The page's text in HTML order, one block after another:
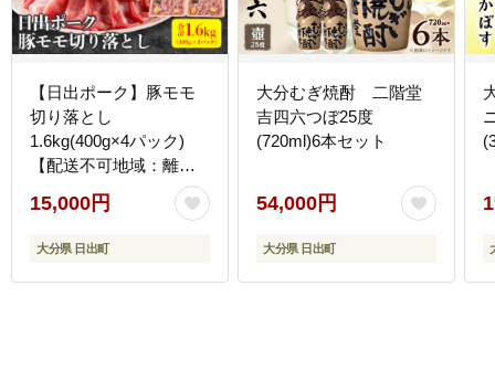
【日出ポーク】豚モモ
切り落とし
1.6kg(400g×4パック)
【配送不可地域：離
15,000円
大分県 日出町
大分むぎ焼酎 二階堂
吉四六つぼ25度
(720ml)6本セット
54,000円
大分県 日出町